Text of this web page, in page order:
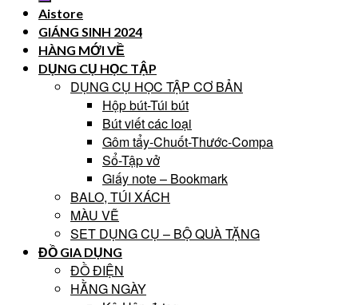
Aistore
GIÁNG SINH 2024
HÀNG MỚI VỀ
DỤNG CỤ HỌC TẬP
DỤNG CỤ HỌC TẬP CƠ BẢN
Hộp bút-Túi bút
Bút viết các loại
Gôm tẩy-Chuốt-Thước-Compa
Sổ-Tập vở
Giấy note – Bookmark
BALO, TÚI XÁCH
MÀU VẼ
SET DỤNG CỤ – BỘ QUÀ TẶNG
ĐỒ GIA DỤNG
ĐỒ ĐIỆN
HẰNG NGÀY